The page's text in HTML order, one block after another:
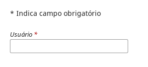
* Indica campo obrigatório
Usuário *